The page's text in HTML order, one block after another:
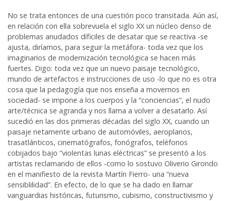
No se trata entonces de una cuestión poco transitada. Aún así,
en relación con ella sobrevuela el siglo XX un núcleo denso de
problemas anudados díficiles de desatar que se reactiva -se
ajusta, diríamos, para seguir la metáfora- toda vez que los
imaginarios de modernización tecnológica se hacen más
fuertes. Digo: toda vez que un nuevo paisaje tecnológico,
mundo de artefactos e instrucciones de uso -lo que no es otra
cosa que la pedagogía que nos enseña a movernos en
sociedad- se impone a los cuerpos y la “conciencias”, el nudo
arte/técnica se agranda y nos llama a volver a desatarlo. Así
sucedió en las dos primeras décadas del siglo XX, cuando un
paisaje netamente urbano de automóviles, aeroplanos,
trasatlánticos, cinematógrafos, fonógrafos, teléfonos
cobijados bajo “violentas lunas eléctricas” se presentó a los
artistas reclamando de ellos -como lo sostuvo Oliverio Girondo
en el manifiesto de la revista Martín Fierro- una “nueva
sensiblilidad”. En efecto, de lo que se ha dado en llamar
vanguardias históricas, futurismo, cubismo, constructivismo y